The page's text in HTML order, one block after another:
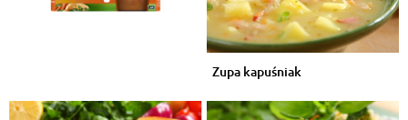
Zupa kapuśniak